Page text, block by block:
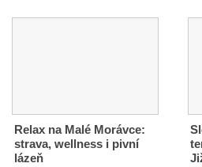
Relax na Malé Morávce:
strava, wellness i pivní
lázeň